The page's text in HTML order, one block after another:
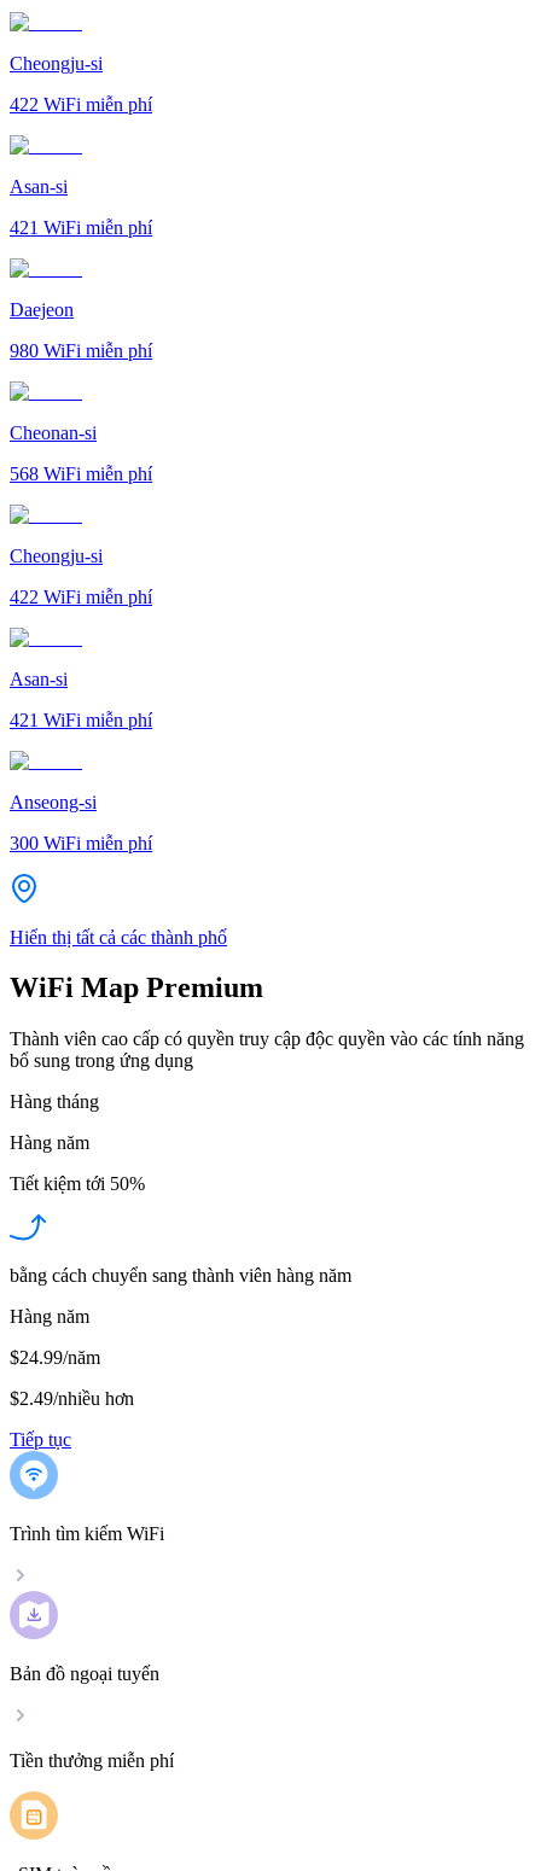
Cheongju-si
422 WiFi miễn phí
Asan-si
421 WiFi miễn phí
Daejeon
980 WiFi miễn phí
Cheonan-si
568 WiFi miễn phí
Cheongju-si
422 WiFi miễn phí
Asan-si
421 WiFi miễn phí
Anseong-si
300 WiFi miễn phí
Hiển thị tất cả các thành phố
WiFi Map Premium
Thành viên cao cấp có quyền truy cập độc quyền vào các tính năng
bổ sung trong ứng dụng
Hàng tháng
Hàng năm
Tiết kiệm tới 50%
bằng cách chuyển sang thành viên hàng năm
Hàng năm
$24.99/năm
$2.49/nhiều hơn
Tiếp tục
Trình tìm kiếm WiFi
Bản đồ ngoại tuyến
Tiền thưởng miễn phí